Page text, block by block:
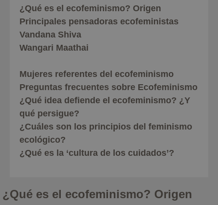
¿Qué es el ecofeminismo? Origen
Principales pensadoras ecofeministas
Vandana Shiva
Wangari Maathai
Mujeres referentes del ecofeminismo
Preguntas frecuentes sobre Ecofeminismo
¿Qué idea defiende el ecofeminismo? ¿Y
qué persigue?
¿Cuáles son los principios del feminismo
ecológico?
¿Qué es la ‘cultura de los cuidados’?
¿Qué es el ecofeminismo? Origen